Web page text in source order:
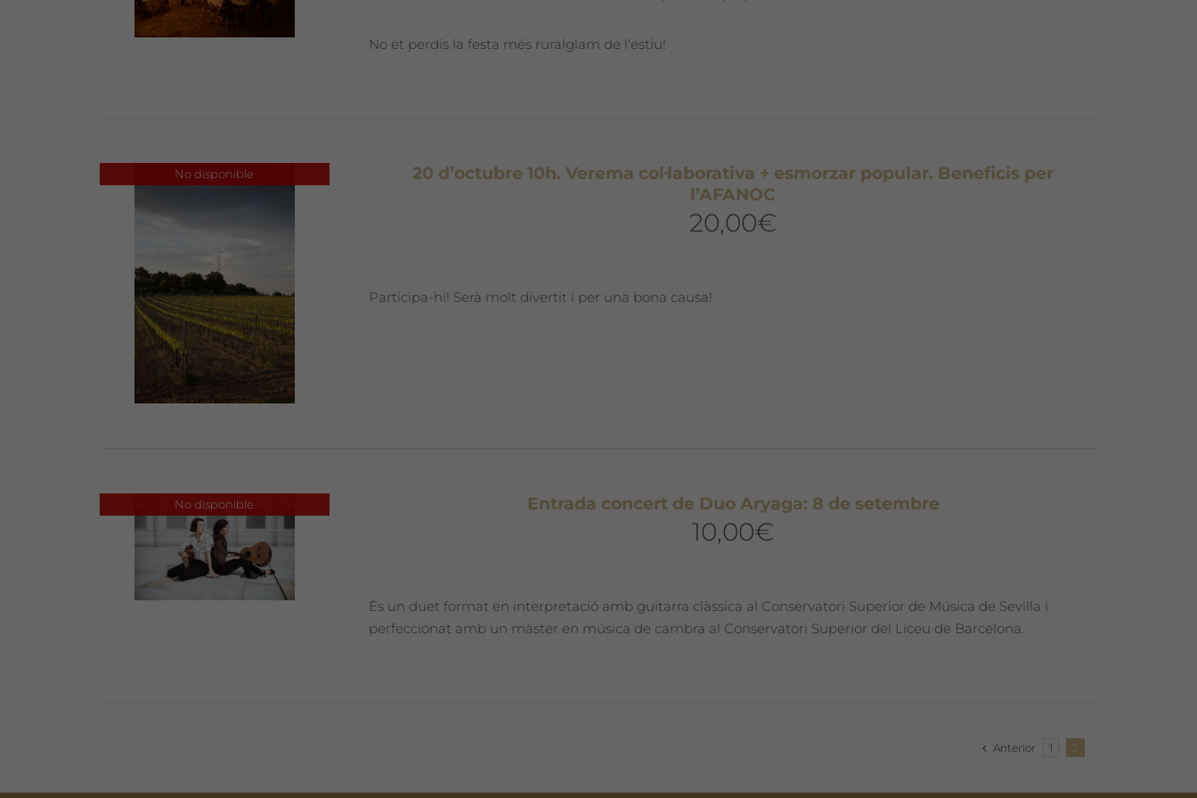
No et perdis la festa més ruralglam de l'estiu!
No disponible
20 d’octubre 10h. Verema col·laborativa + esmorzar popular. Beneficis per
l’AFANOC
20,00€
Participa-hi! Serà molt divertit i per una bona causa!
No disponible Entrada concert de Duo Aryaga: 8 de setembre
10,00€
És un duet format en interpretació amb guitarra clàssica al Conservatori Superior de Música de Sevilla i
perfeccionat amb un màster en música de cambra al Conservatori Superior del Liceu de Barcelona.
Anterior 1 2